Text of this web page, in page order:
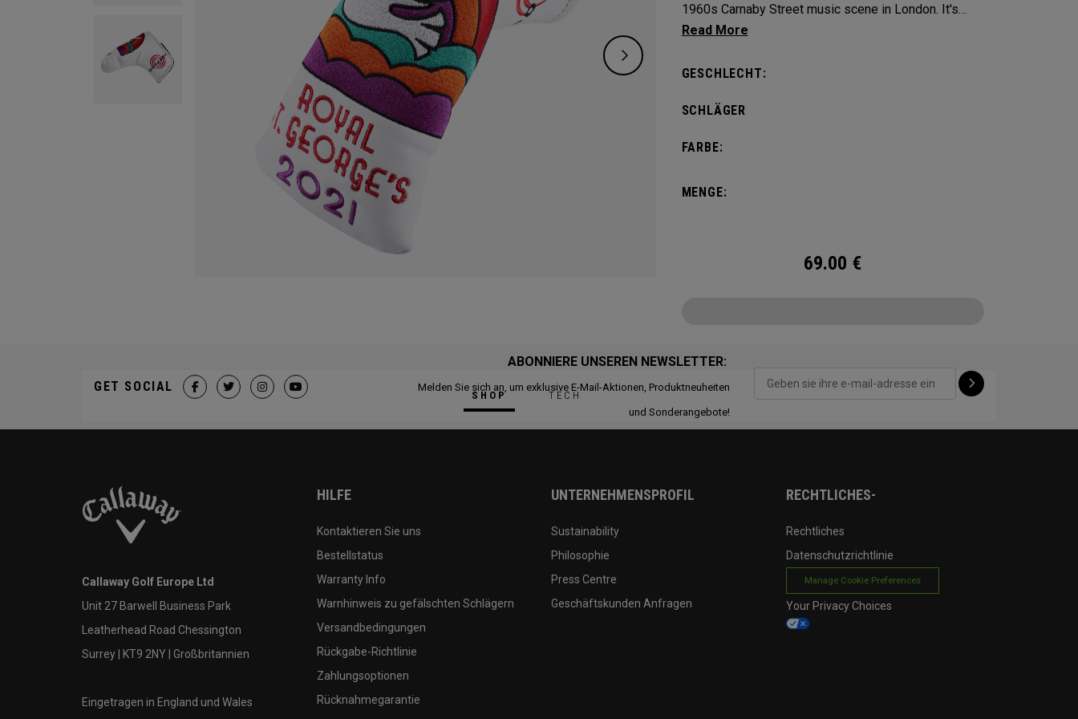
1960s Carnaby Street music scene in London. It's
certain to make an impression across the famous
GESCHLECHT:
SCHLÄGER
FARBE:
MENGE:
69.00 €
SHOP TECH
ABONNIERE UNSEREN NEWSLETTER:
Melden Sie sich an, um exklusive E-Mail-Aktionen, Produktneuheiten
und Sonderangebote!
GET SOCIAL
Callaway Golf Europe Ltd
Unit 27 Barwell Business Park
Leatherhead Road Chessington
Surrey | KT9 2NY | Großbritannien
Eingetragen in England und Wales
HILFE
Kontaktieren Sie uns
Bestellstatus
Warranty Info
Warnhinweis zu gefälschten Schlägern
Versandbedingungen
Rückgabe-Richtlinie
Zahlungsoptionen
Rücknahmegarantie
UNTERNEHMENSPROFIL
Sustainability
Philosophie
Press Centre
Geschäftskunden Anfragen
RECHTLICHES-
Rechtliches
Datenschutzrichtlinie
Manage Cookie Preferences
Your Privacy Choices